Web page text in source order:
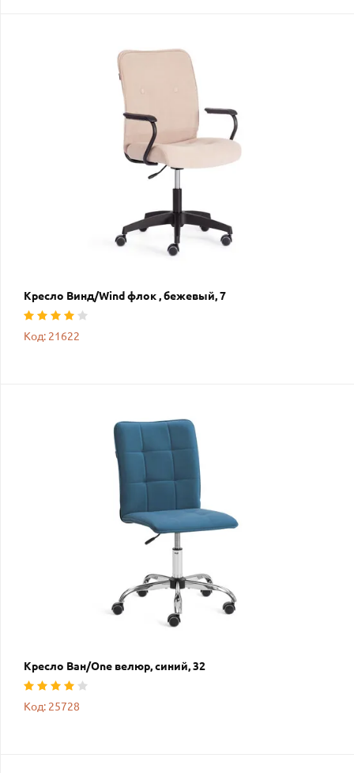
Кресло Винд/Wind флок , бежевый, 7
Код: 21622
Кресло Ван/One велюр, синий, 32
Код: 25728